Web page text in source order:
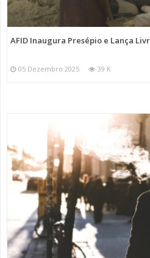
AFID Inaugura Presépio e Lança
05 Dezembro 2025 39 K